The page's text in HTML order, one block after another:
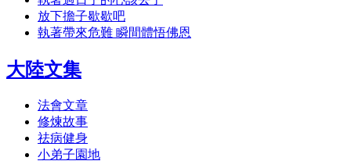
放下擔子歇歇吧
執著帶來危難 瞬間體悟佛恩
大陸文集
法會文章
修煉故事
祛病健身
小弟子園地